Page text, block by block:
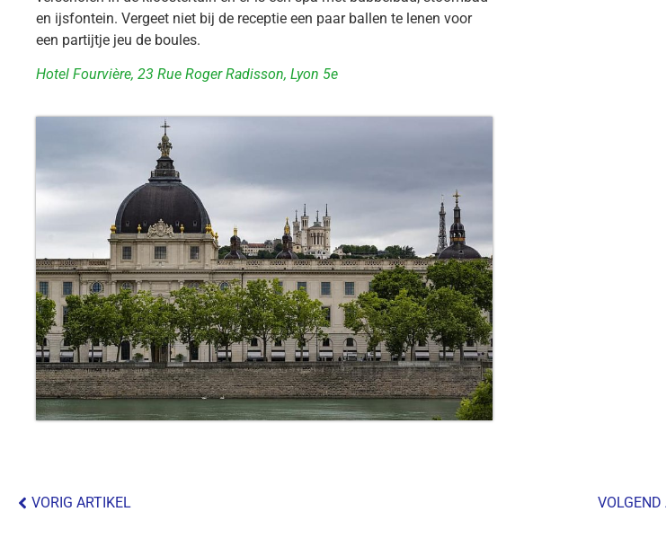
en ijsfontein. Vergeet niet bij de receptie een paar ballen te lenen voor
een partijtje jeu de boules.
Hotel Fourvière, 23 Rue Roger Radisson, Lyon 5e
VORIG ARTIKEL VOLGEND